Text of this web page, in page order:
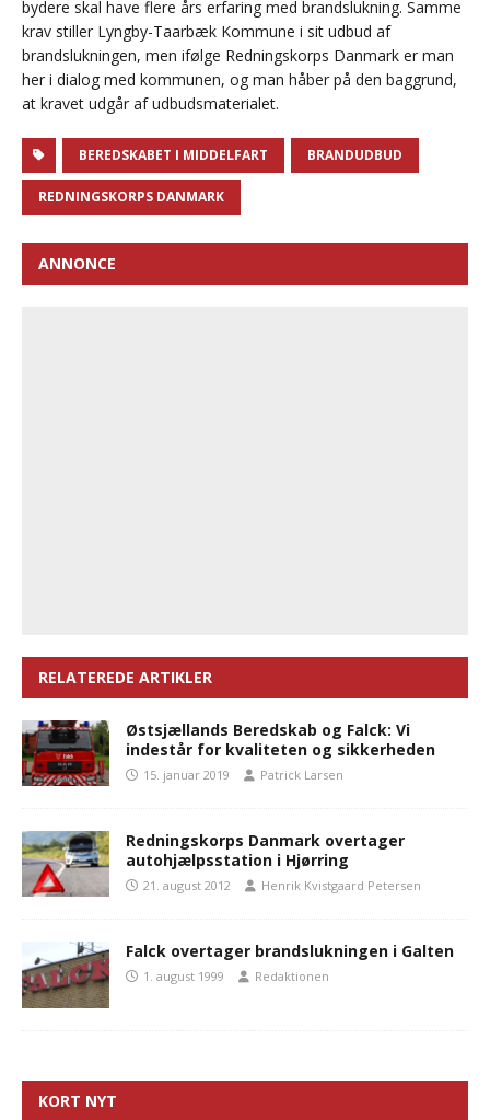
bydere skal have flere års erfaring med brandslukning. Samme
krav stiller Lyngby-Taarbæk Kommune i sit udbud af
brandslukningen, men ifølge Redningskorps Danmark er man
her i dialog med kommunen, og man håber på den baggrund,
at kravet udgår af udbudsmaterialet.
BEREDSKABET I MIDDELFART BRANDUDBUD
REDNINGSKORPS DANMARK
ANNONCE
RELATEREDE ARTIKLER
Østsjællands Beredskab og Falck: Vi
indestår for kvaliteten og sikkerheden
15. januar 2019 Patrick Larsen
Redningskorps Danmark overtager
autohjælpsstation i Hjørring
21. august 2012 Henrik Kvistgaard Petersen
Falck overtager brandslukningen i Galten
1. august 1999 Redaktionen
KORT NYT